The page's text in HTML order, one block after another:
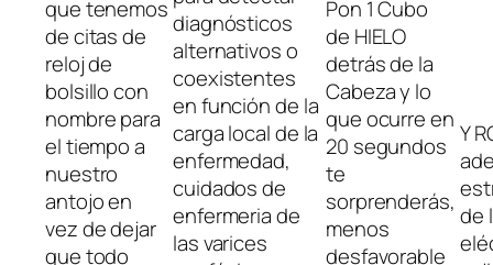
que tenemos
de citas de
reloj de
bolsillo con
nombre para
el tiempo a
nuestro
antojo en
vez de dejar
que todo
diagnósticos
alternativos o
coexistentes
en función de la
carga local de la
enfermedad,
cuidados de
enfermeria de
las varices
Pon 1 Cubo
de HIELO
detrás de la
Cabeza y lo
que ocurre en
20 segundos
te
sorprenderás,
menos
desfavorable
Y
de